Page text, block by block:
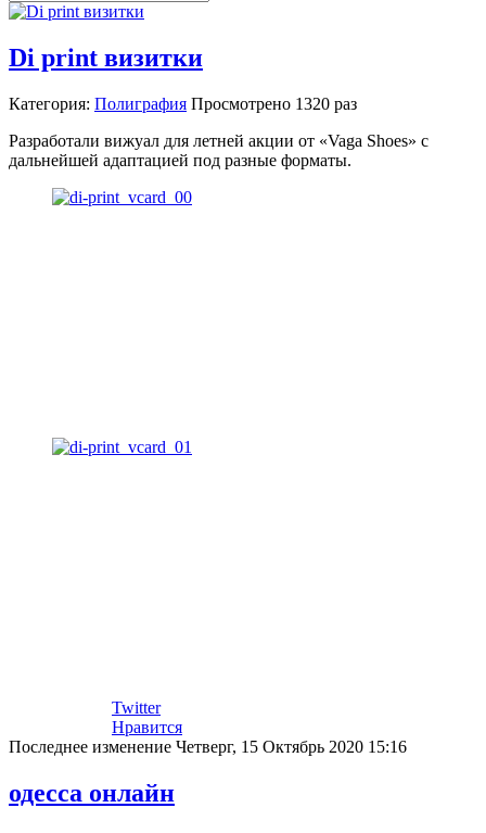
Di print визитки
Категория: Полиграфия Просмотрено 1320 раз
Разработали вижуал для летней акции от «Vaga Shoes» с
дальнейшей адаптацией под разные форматы.
Twitter
Нравится
Последнее изменение Четверг, 15 Октябрь 2020 15:16
одесса онлайн